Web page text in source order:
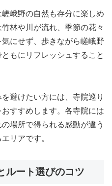
峨野の自然も存分に楽しめ
林や川が流れ、季節の花々
にせず、歩きながら嵯峨野
もにリフレッシュすること
避けたい方には、寺院巡り
すすめします。各寺院には
場所で得られる感動が違う
リアです。
ルート選びのコツ